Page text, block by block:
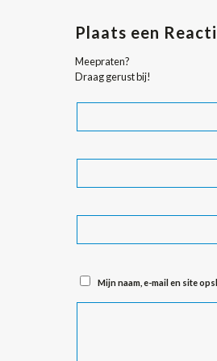
Plaats een
Meepraten?
Draag gerust bij!
Mijn naam, e-mail en site